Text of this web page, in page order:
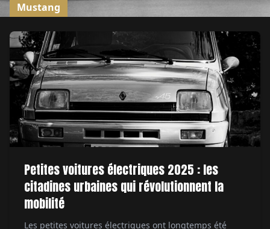
Mustang
Articles à la une Auto
Petites voitures électriques 2025 : les
citadines urbaines qui révolutionnent la
mobilité
Les petites voitures électriques ont longtemps été